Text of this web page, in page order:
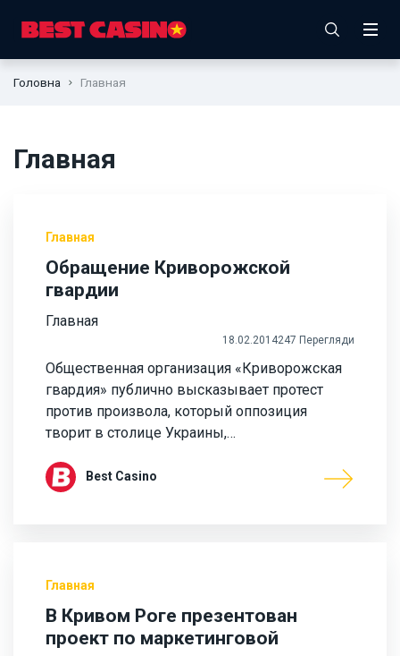
Головна Главная
Главная
Главная
Обращение Криворожской
гвардии
Главная
18.02.2014247 Перегляди
Общественная организация «Криворожская
гвардия» публично высказывает протест
против произвола, который оппозиция
творит в столице Украины,…
Best Casino
Главная
В Кривом Роге презентован
проект по маркетинговой